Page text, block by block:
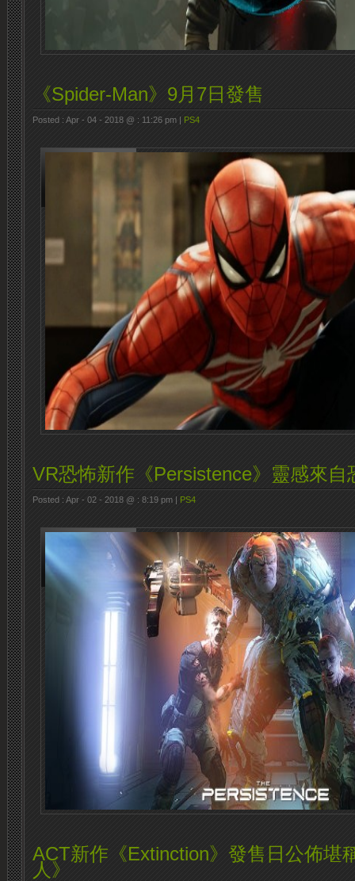
《Spider-Man》9月7日發售
Posted : Apr - 04 - 2018 @ : 11:26 pm | PS4
VR恐怖新作《Persistence》靈感來自
Posted : Apr - 02 - 2018 @ : 8:19 pm | PS4
ACT新作《Extinction》發售日公佈堪
人》